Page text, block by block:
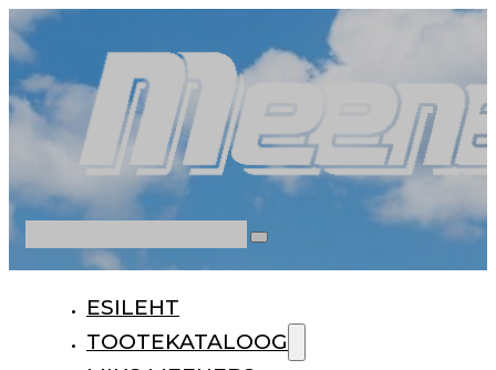
ESILEHT
TOOTEKATALOOG